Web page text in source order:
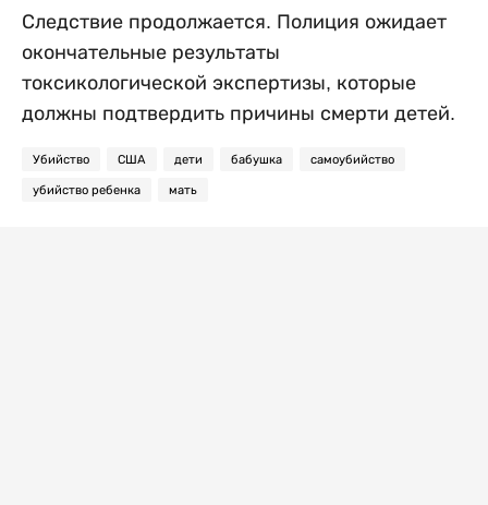
Следствие продолжается. Полиция ожидает
окончательные результаты
токсикологической экспертизы, которые
должны подтвердить причины смерти детей.
Убийство США дети бабушка самоубийство
убийство ребенка мать